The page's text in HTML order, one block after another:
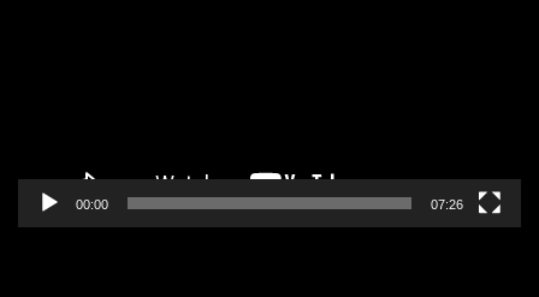
00:00 07:26